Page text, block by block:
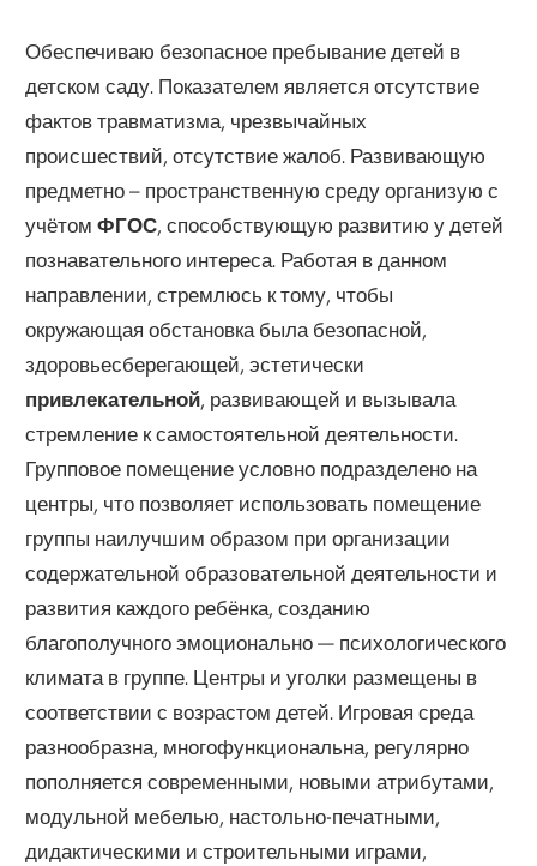
Обеспечиваю безопасное пребывание детей в
детском саду. Показателем является отсутствие
фактов травматизма, чрезвычайных
происшествий, отсутствие жалоб. Развивающую
предметно – пространственную среду организую с
учётомФГОС, способствующую развитию у детей
познавательного интереса. Работая в данном
направлении, стремлюсь к тому, чтобы
окружающая обстановка была безопасной,
здоровьесберегающей, эстетически
привлекательной, развивающей и вызывала
стремление к самостоятельной деятельности.
Групповое помещение условно подразделено на
центры, что позволяет использовать помещение
группы наилучшим образом при организации
содержательной образовательной деятельности и
развития каждого ребёнка, созданию
благополучного эмоционально — психологического
климата в группе. Центры и уголки размещены в
соответствии с возрастом детей. Игровая среда
разнообразна, многофункциональна, регулярно
пополняется современными, новыми атрибутами,
модульной мебелью, настольно-печатными,
дидактическими и строительными играми,